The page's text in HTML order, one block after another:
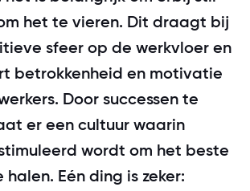
verlaag verloop en versterk je
betrokken medewerkers en cultuur
Europa
Kennismaken
het te vieren. Dit draagt bij
sfeer op de werkvloer en
betrokkenheid en motivatie
Door successen te
er een cultuur waarin
wordt om het beste
halen. Eén ding is zeker: